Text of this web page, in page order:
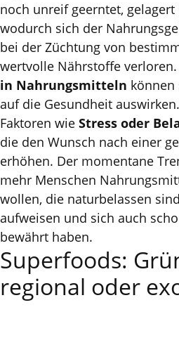
noch unreif geerntet,
wodurch sich der
bei der Züchtung von
wertvolle Nährstoffe verloren.
in Nahrungsmitteln können
auf die Gesundheit
Faktoren wie Stress oder
die den Wunsch nach einer
erhöhen. Der momentane
mehr Menschen
wollen, die naturbelassen
aufweisen und sich auch
bewährt haben.
Superfoods:
regional oder